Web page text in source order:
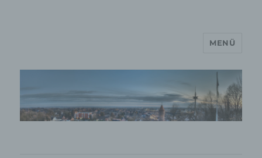
MP Mario Porten Beratung
Training Coaching
MENÜ